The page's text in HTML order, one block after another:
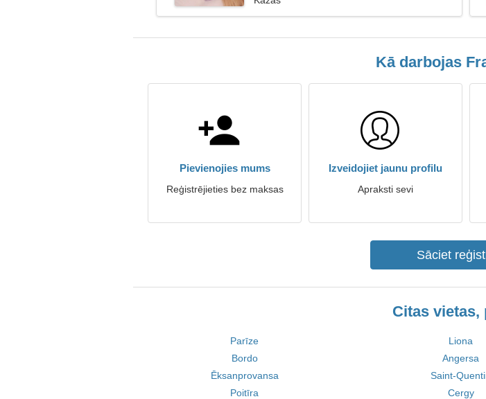
Kā darbojas
Pievienojies mums
Reģistrējieties bez maksas
Izveidojiet jaunu profilu
Apraksti sevi
Sāciet
Citas vietas,
Parīze Liona
Bordo
Angersa
Ēksanprovansa
Saint-
Poitīra
Cergy